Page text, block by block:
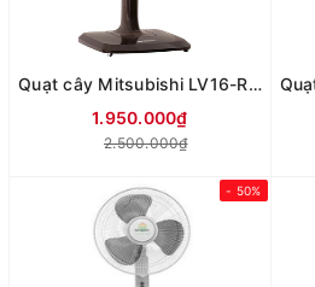
Quạt cây Mitsubishi LV16-RB CY-BW (nâu đậm)
1.950.000₫
2.500.000₫
- 50%